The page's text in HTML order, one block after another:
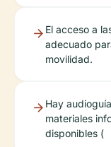
El acceso a
adecuado
movilidad.
Hay
materiales
disponibles (